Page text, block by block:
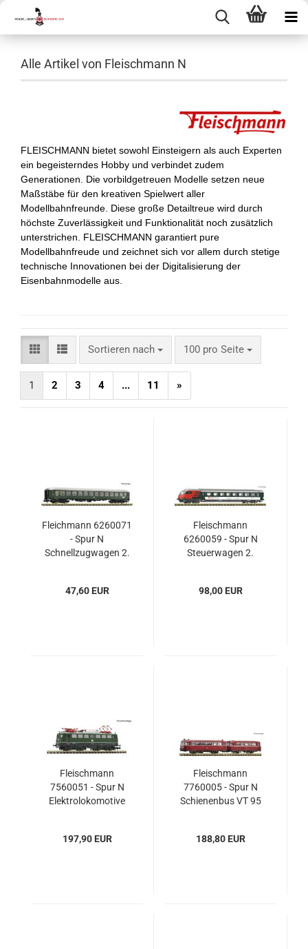
Alle Artikel von Fleischmann N
FLEISCHMANN bietet sowohl Einsteigern als auch Experten
ein begeisterndes Hobby und verbindet zudem
Generationen. Die vorbildgetreuen Modelle setzen neue
Maßstäbe für den kreativen Spielwert aller
Modellbahnfreunde. Diese große Detailtreue wird durch
höchste Zuverlässigkeit und Funktionalität noch zusätzlich
unterstrichen. FLEISCHMANN garantiert pure
Modellbahnfreude und zeichnet sich vor allem durch stetige
technische Innovationen bei der Digitalisierung der
Eisenbahnmodelle aus.
Sortieren nach
Sortieren nach 100 pro Seite
pro Seite
1 2 3 4 ... 11 »
Fleichmann 6260071
- Spur N
Schnellzugwagen 2.
47,60 EUR
Fleischmann
6260059 - Spur N
Steuerwagen 2.
98,00 EUR
Fleischmann
7560051 - Spur N
Elektrolokomotive
197,90 EUR
Fleischmann
7760005 - Spur N
Schienenbus VT 95
188,80 EUR